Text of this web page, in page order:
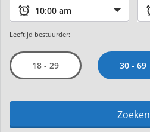
Leeftijd bestuurder:
18 - 29 30 - 69
Zoeken